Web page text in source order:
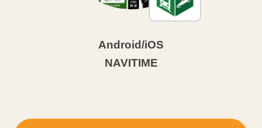
Android/iOS
NAVITIME